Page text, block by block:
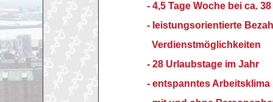
- 4,5 Tage Woche bei ca.
- leistungsorientierte
Verdienstmöglichkeiten
- 28 Urlaubstage im Jahr
- entspanntes Arbeitsklima